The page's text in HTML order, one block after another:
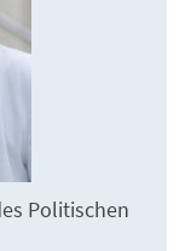
Politischen